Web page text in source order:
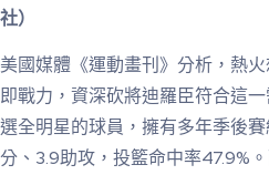
社）
美國媒體《運動畫刊》分析，熱
即戰力，資深砍將迪羅臣符合這
選全明星的球員，擁有多年季後賽
分、3.9助攻，投籃命中率47.9%